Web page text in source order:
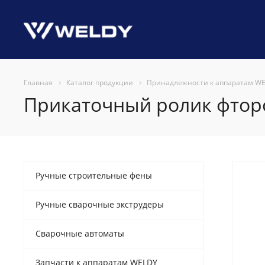
Главная Каталог продукции Принадлежности к аппаратам
Прикаточный ролик
Ручные строительные фены
Ручные сварочные экструдеры
Сварочные автоматы
Запчасти к аппаратам WELDY